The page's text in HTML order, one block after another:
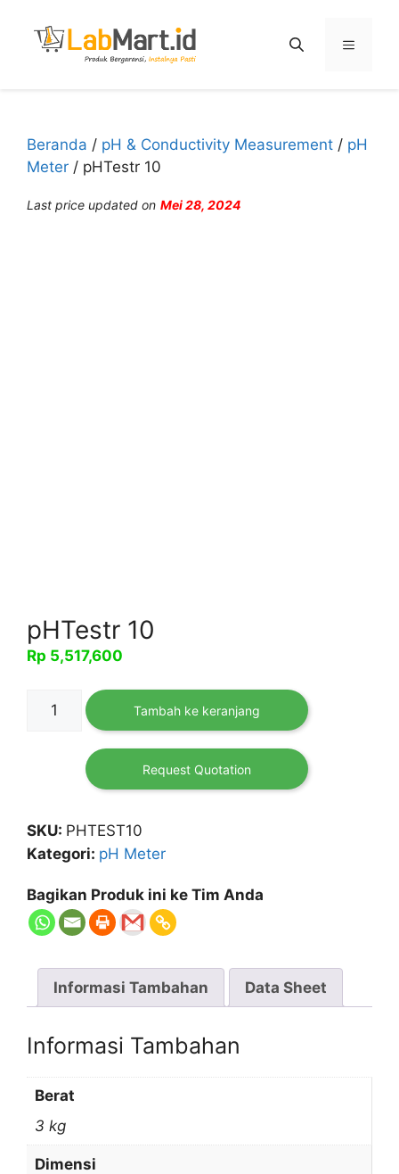
Menu
Beranda / pH & Conductivity Measurement / pH
Meter / pHTestr 10
Last price updated on Mei 28, 2024
pHTestr 10
Rp 5,517,600
Kuantitas
Tambah ke keranjang
Request Quotation
SKU: PHTEST10
Kategori: pH Meter
Bagikan Produk ini ke Tim Anda
Informasi Tambahan Data Sheet
Informasi Tambahan
Berat
3 kg
Dimensi